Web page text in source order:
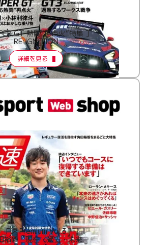
GT 熱闘“再点火”特集 ］
RE:IGNITION
詳細を見る
F速 Premium Vol.3
裕毅 現在・過去・未来